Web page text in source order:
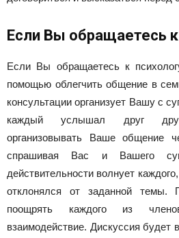
Если Вы обращаетесь к
Если Вы обращаетесь к
помощью облегчить общение в
консультации организует Вашу с
каждый услышал друг
организовывать Ваше общение
спрашивая Вас и Вашего
действительности волнует
отклонялся от заданной темы.
поощрять каждого из
взаимодействие. Дискуссия